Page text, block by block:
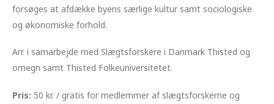
forsøges at afdække byens særlige kultur samt sociologiske
og økonomiske forhold.
Arr. i samarbejde med Slægtsforskere i Danmark Thisted og
omegn samt Thisted Folkeuniversitetet.
Pris: 50 kr. / gratis for medlemmer af slægtsforskerne og